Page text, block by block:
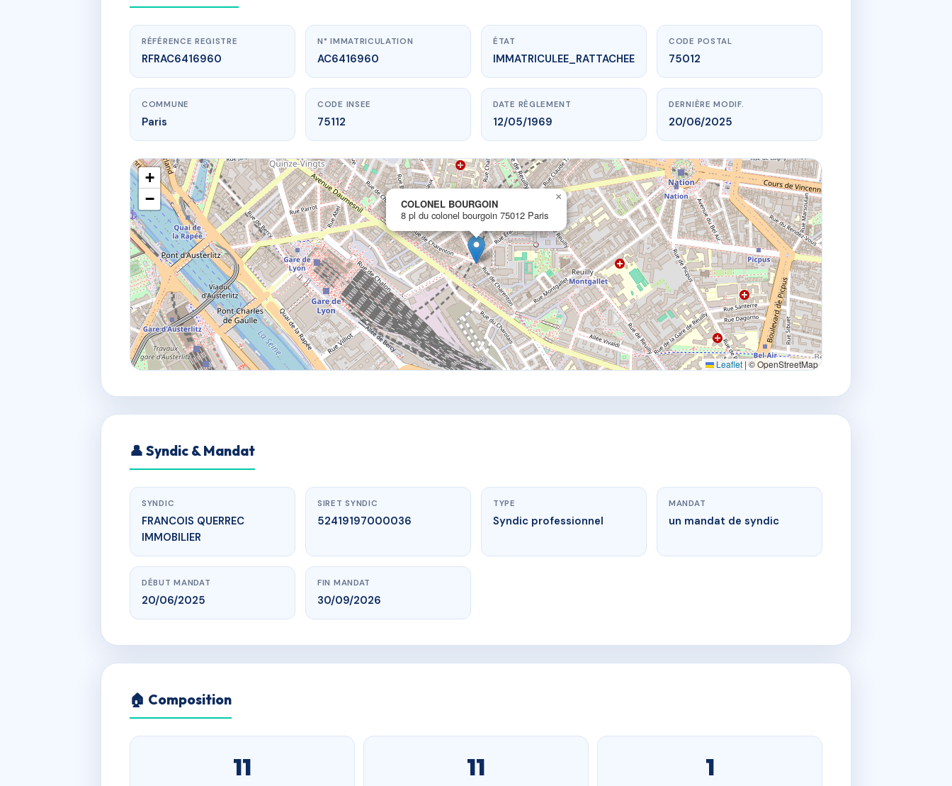
www.vme.plus/AC6416960
COLONEL BOURGOIN
8 pl du colonel bourgoin75012 Paris
RÉFÉRENCE REGISTRE
RFRAC6416960
N° IMMATRICULATION
AC6416960
ÉTAT
IMMATRICULEE_RATTACHEE
CODE POSTAL
75012
COMMUNE
Paris
CODE INSEE
75112
DATE RÈGLEMENT
12/05/1969
DERNIÈRE MODIF.
20/06/2025
COLONEL BOURGOIN
8 pl du colonel bourgoin 75012 Paris
×
+
−
Leaflet | © OpenStreetMap
👤 Syndic & Mandat
SYNDIC
FRANCOIS QUERREC
IMMOBILIER
SIRET SYNDIC
52419197000036
TYPE
Syndic professionnel
MANDAT
un mandat de syndic
DÉBUT MANDAT
20/06/2025
FIN MANDAT
30/09/2026
🏠 Composition
11 11 1